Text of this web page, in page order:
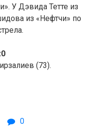
У Дэвида Тетте из
из «Нефтчи» по
(73).
0